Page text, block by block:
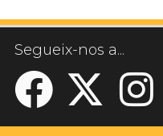
Segueix-nos a...